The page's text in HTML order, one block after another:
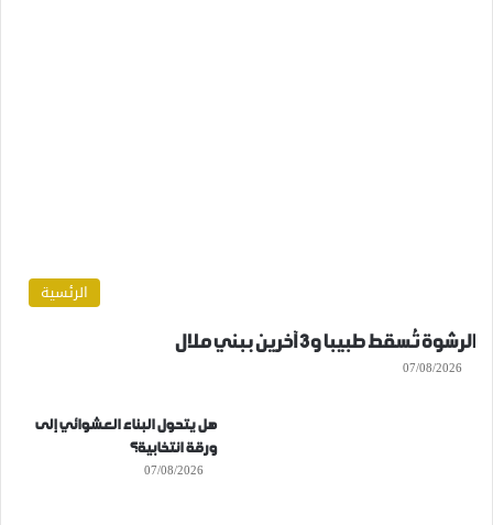
الرئسية
الرشوة تُسقط طبيبا و3 آخرين ببني ملال
07/08/2026
هل يتحول البناء العشوائي إلى
ورقة انتخابية؟
07/08/2026